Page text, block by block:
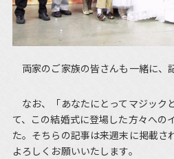
両家のご家族の皆さんも一緒に、
なお、「あなたにとってマジック
て、この結婚式に登場した方々への
た。そちらの記事は来週末に掲載さ
よろしくお願いいたします。